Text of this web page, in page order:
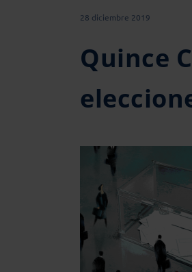
28 diciembre 2019
Quince